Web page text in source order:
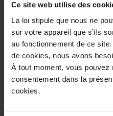
Ce site web utilise des
La loi stipule que nous ne
sur votre appareil que s’ils
au fonctionnement de ce
de cookies, nous avons
À tout moment, vous pouvez
consentement dans la
cookies.
Livraison gratuite à partir
Retour gratuit dans
Description